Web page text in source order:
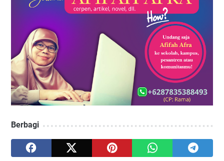
Berbagi